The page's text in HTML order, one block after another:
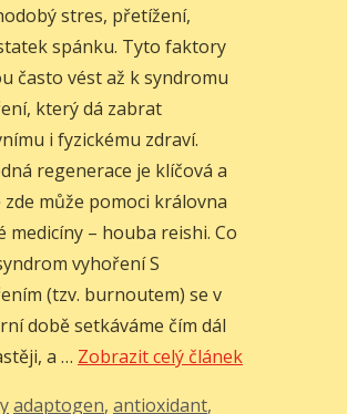
stres, přetížení,
spánku. Tyto faktory
často vést až k syndromu
který dá zabrat
i fyzickému zdraví.
regenerace je klíčová a
zde může pomoci královna
medicíny – houba reishi. Co
vyhoření S
(tzv. burnoutem) se v
době setkáváme čím dál
a … Zobrazit celý článek
Štítky
adaptogen, antioxidant,